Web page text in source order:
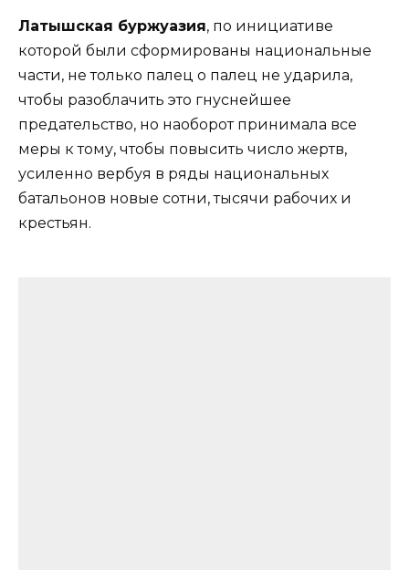
Латышская буржуазия, по инициативе
которой были сформированы национальные
части, не только палец о палец не ударила,
чтобы разоблачить это гнуснейшее
предательство, но наоборот принимала все
меры к тому, чтобы повысить число жертв,
усиленно вербуя в ряды национальных
батальонов новые сотни, тысячи рабочих и
крестьян.